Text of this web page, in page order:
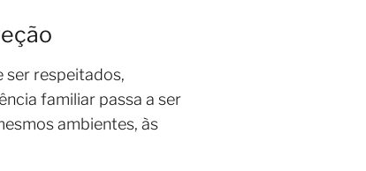
ser respeitados,
familiar passa a ser
ambientes, às